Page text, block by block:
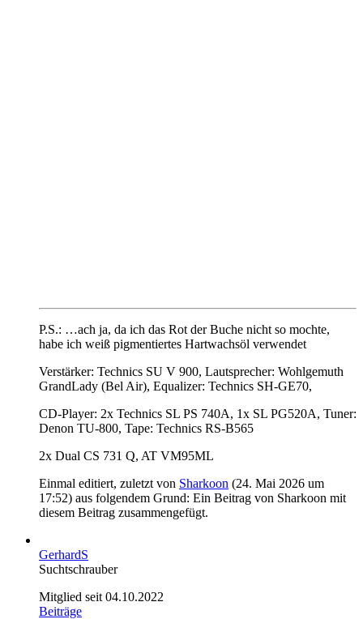
P.S.: …ach ja, da ich das Rot der Buche nicht so mochte,
habe ich weiß pigmentiertes Hartwachsöl verwendet
Verstärker: Technics SU V 900, Lautsprecher: Wohlgemuth
GrandLady (Bel Air), Equalizer: Technics SH-GE70,
CD-Player: 2x Technics SL PS 740A, 1x SL PG520A, Tuner:
Denon TU-800, Tape: Technics RS-B565
2x Dual CS 731 Q, AT VM95ML
Einmal editiert, zuletzt von Sharkoon (24. Mai 2026 um
17:52) aus folgendem Grund: Ein Beitrag von Sharkoon mit
diesem Beitrag zusammengefügt.
GerhardS
Suchtschrauber
Mitglied seit 04.10.2022
Beiträge